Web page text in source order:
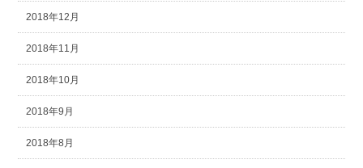
2018年12月
2018年11月
2018年10月
2018年9月
2018年8月